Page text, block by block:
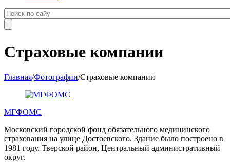
Страховые компании
Главная/Фотографии/Страховые компании
МГФОМС
Московский городской фонд обязательного медицинского
страхования на улице Достоевского. Здание было построено в
1981 году. Тверской район, Центральный административный
округ.